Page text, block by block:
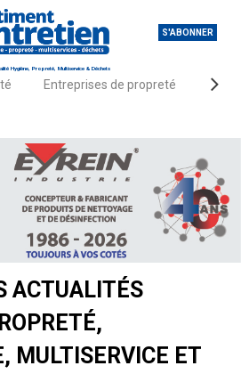
S'ABONNER
Hygiène, Propreté, Multiservice & Déchets
Entreprises de propreté
ACTUALITÉS
MULTISERVICE ET